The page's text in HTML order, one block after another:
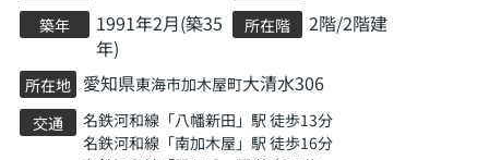
築年
1991年2月(築35
年)
所在階 2階/2階建
所在地 愛知県東海市加木屋町大清水306
交通 名鉄河和線 「八幡新田 」駅 徒歩13分
名鉄河和線 「南加木屋 」駅 徒歩16分